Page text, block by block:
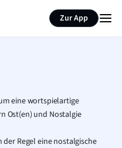
Zur App
eine wortspielartige
Ost(en) und Nostalgie
Regel eine nostalgische
Seite zusammenfassen